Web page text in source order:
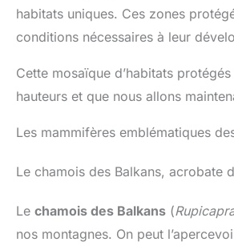
habitats uniques. Ces zones
conditions nécessaires à leur
Cette mosaïque d’habitats
hauteurs et que nous allons
Les mammifères emblématiques
Le chamois des Balkans, acrobate
Le chamois des Balkans (
nos montagnes. On peut